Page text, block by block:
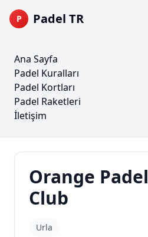
P Padel TR
Ana Sayfa
Padel Kuralları
Padel Kortları
Padel Raketleri
İletişim
Orange Padel
Club
Urla